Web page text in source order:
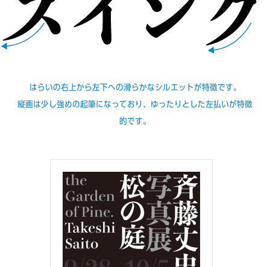
はらいの右上から左下への滑らかなシルエットが特徴です。
縦画は少し強めの起筆になっており、ゆったりとした左払いが特徴
的です。